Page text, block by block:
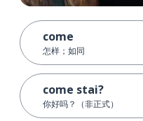
come
怎样；如同
come stai?
你好吗？（非正式）